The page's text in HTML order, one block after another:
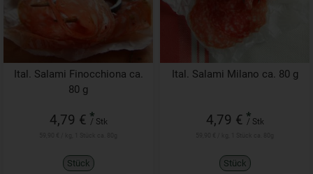
Ital. Salami Finocchiona ca.
80 g
4,79 € *
/ Stk
Stück
Ital. Salami Milano ca. 80 g
4,79 € *
/ Stk
Stück